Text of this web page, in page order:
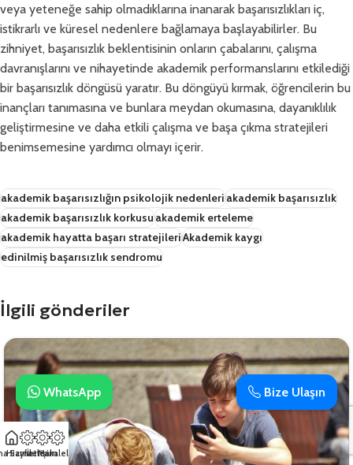
veya yeteneğe sahip olmadıklarına inanarak başarısızlıkları iç,
istikrarlı ve küresel nedenlere bağlamaya başlayabilirler. Bu
zihniyet, başarısızlık beklentisinin onların çabalarını, çalışma
davranışlarını ve nihayetinde akademik performanslarını etkilediği
bir başarısızlık döngüsü yaratır. Bu döngüyü kırmak, öğrencilerin bu
inançları tanımasına ve bunlara meydan okumasına, dayanıklılık
geliştirmesine ve daha etkili çalışma ve başa çıkma stratejileri
benimsemesine yardımcı olmayı içerir.
akademik başarısızlığın psikolojik nedenleriakademik başarısızlık
akademik başarısızlık korkusuakademik erteleme
akademik hayatta başarı stratejileriAkademik kaygı
edinilmiş başarısızlık sendromu
İlgili gönderiler
Bize Ulaşın
WhatsApp
Sayfa
Hizmetler
İletişim
Makaleler